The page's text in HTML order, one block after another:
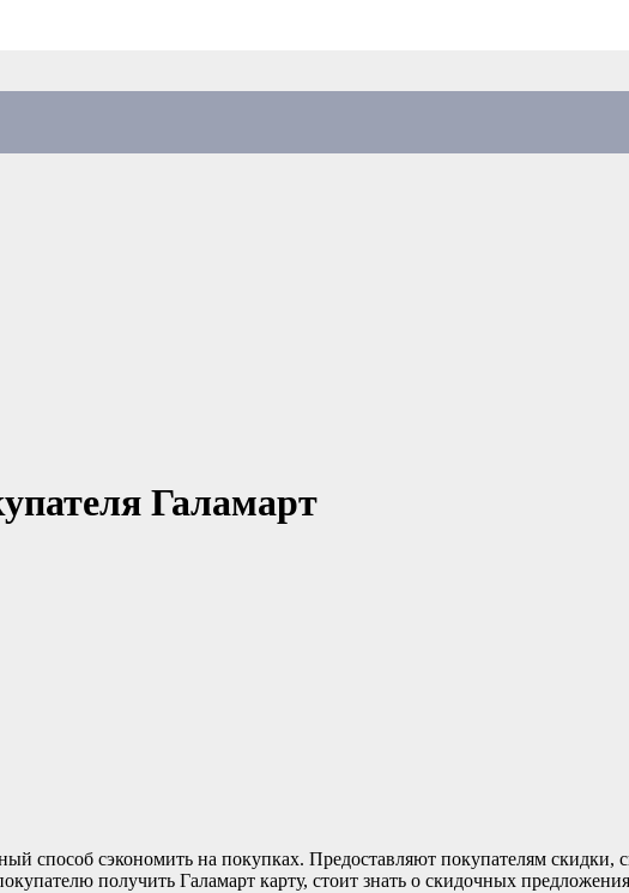
Галамарт
способ сэкономить на покупках. Предоставляют покупателям скидки,
получить Галамарт карту, стоит знать о скидочных